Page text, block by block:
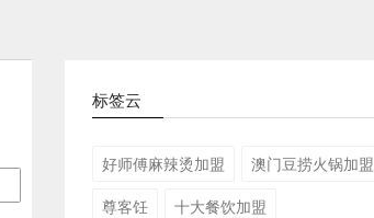
标签云
好师傅麻辣烫加盟
澳门豆捞火锅加盟
尊客饪
十大餐饮加盟